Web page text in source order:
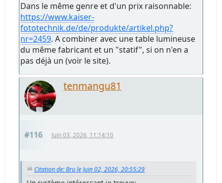
Dans le même genre et d'un prix raisonnable:
https://www.kaiser-
fototechnik.de/de/produkte/artikel.php?
nr=2459. A combiner avec une table lumineuse
du même fabricant et un "statif", si on n'en a
pas déjà un (voir le site).
tenmangu81
#116 Juin 03, 2026, 11:14:10
Citation de: Bru le Juin 02, 2026, 20:55:29